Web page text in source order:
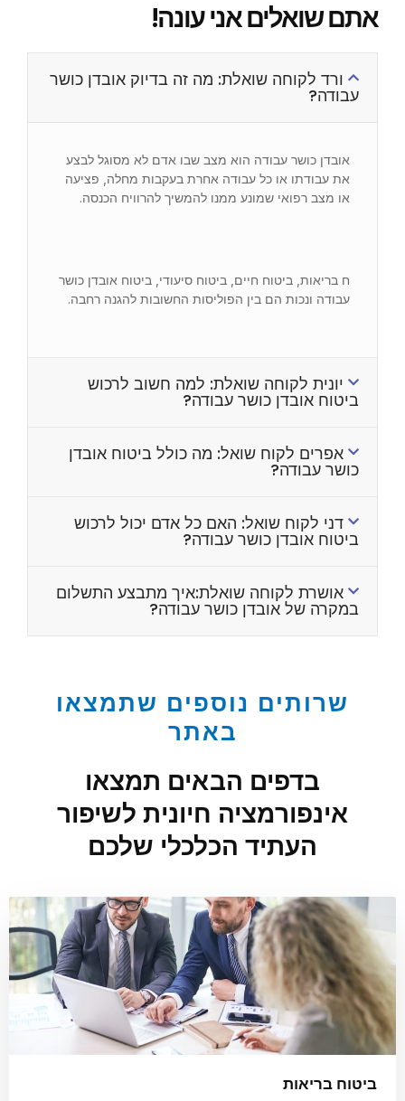
אתם שואלים אני עונה!
ורד לקוחה שואלת: מה זה בדיוק אובדן כושר
עבודה?
אובדן כושר עבודה הוא מצב שבו אדם לא מסוגל לבצע
את עבודתו או כל עבודה אחרת בעקבות מחלה, פציעה
או מצב רפואי שמונע ממנו להמשיך להרוויח הכנסה.
ח בריאות, ביטוח חיים, ביטוח סיעודי, ביטוח אובדן כושר
עבודה ונכות הם בין הפוליסות החשובות להגנה רחבה.
יונית לקוחה שואלת: למה חשוב לרכוש
ביטוח אובדן כושר עבודה?
אפרים לקוח שואל: מה כולל ביטוח אובדן
כושר עבודה?
דני לקוח שואל: האם כל אדם יכול לרכוש
ביטוח אובדן כושר עבודה?
אושרת לקוחה שואלת:איך מתבצע התשלום
במקרה של אובדן כושר עבודה?
שרותים נוספים שתמצאו
באתר
בדפים הבאים תמצאו
אינפורמציה חיונית לשיפור
העתיד הכלכלי שלכם
ביטוח בריאות